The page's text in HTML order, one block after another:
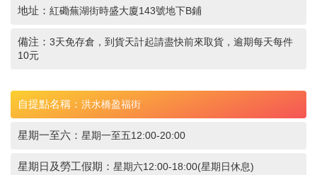
地址： 紅磡蕪湖街時盛大廈143號地下B鋪
備注： 3天免存倉，到貨天計起請盡快前來取貨，逾期每天每件
10元
自提點名稱： 洪水橋盈福街
星期一至六： 星期一至五12:00-20:00
星期日及勞工假期： 星期六12:00-18:00(星期日休息)